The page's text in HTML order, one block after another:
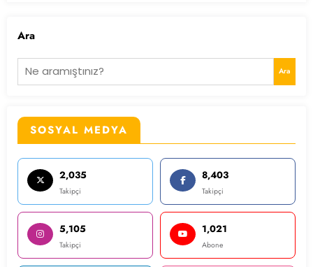
Ara
Ara
SOSYAL MEDYA
2,035
Takipçi
8,403
Takipçi
5,105
Takipçi
1,021
Abone